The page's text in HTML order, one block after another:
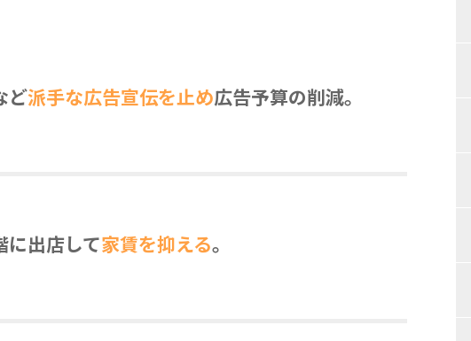
ど派手な広告宣伝を止め広告予算の削減。
に出店して家賃を抑える。